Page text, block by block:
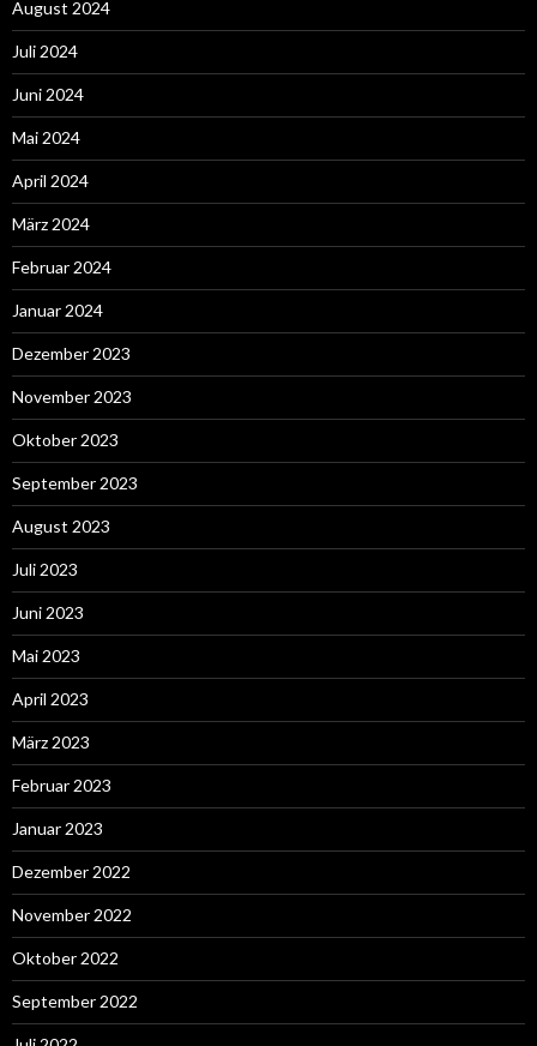
August 2024
Juli 2024
Juni 2024
Mai 2024
April 2024
März 2024
Februar 2024
Januar 2024
Dezember 2023
November 2023
Oktober 2023
September 2023
August 2023
Juli 2023
Juni 2023
Mai 2023
April 2023
März 2023
Februar 2023
Januar 2023
Dezember 2022
November 2022
Oktober 2022
September 2022